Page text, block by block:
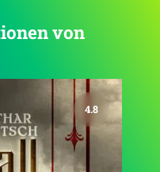
von
4.8